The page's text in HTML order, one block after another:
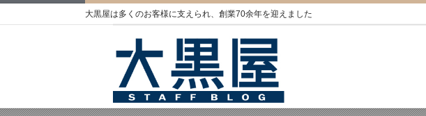
大黒屋は多くのお客様に支えられ、創業70余年を迎えました